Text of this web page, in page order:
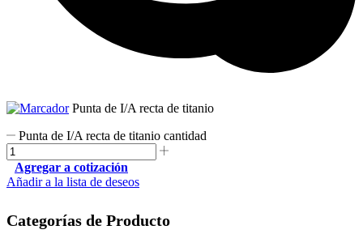
Punta de I/A recta de titanio
Punta de I/A recta de titanio cantidad
Agregar a cotización
Añadir a la lista de deseos
Categorías de Producto